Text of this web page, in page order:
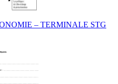
– TERMINALE STG